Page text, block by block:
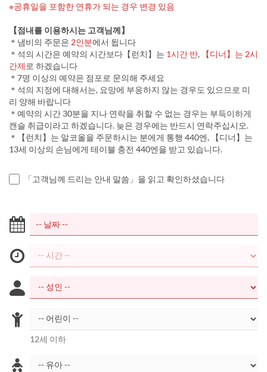
※공휴일을 포함한 연휴가 되는 경우 변경 있음
【점내를 이용하시는 고객님께】
＊냄비의 주문은 2인분에서 됩니다
＊석의 시간은 예약의 시간보다【런치】는 1시간 반,
【디너】는 2시
간제 로 하겠습니다
＊7명 이상의 예약은 점포로 문의해 주세요
＊석의 지정에 대해서는, 요망에 부응하지 않는 경우도 있으므로 미
리 양해 바랍니다
＊예약의 시간 30분을 지나 연락을 취할 수 없는 경우는 부득이하게
캔슬 취급이라고 하겠습니다. 늦은 경우에는 반드시 연락주십시오.
＊【런치】는 알코올을 주문하시는 분에게 통행 440엔, 【디너】는
13세 이상의 손님에게 테이블 충전 440엔을 받고 있습니다.
「고객님께 드리는 안내 말씀」을 읽고 확인하셨습니다
12세 이하